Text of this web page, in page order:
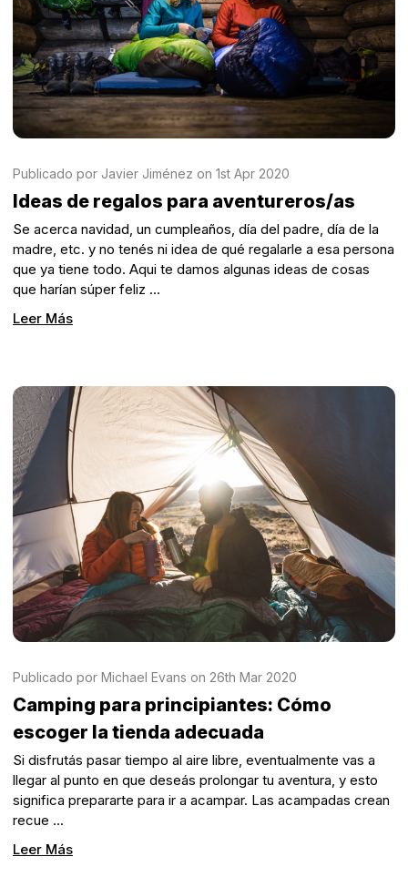
Publicado por Javier Jiménez on 1st Apr 2020
Ideas de regalos para aventureros/as
Se acerca navidad, un cumpleaños, día del padre, día de la
madre, etc. y no tenés ni idea de qué regalarle a esa persona
que ya tiene todo. Aqui te damos algunas ideas de cosas
que harían súper feliz …
Leer Más
Publicado por Michael Evans on 26th Mar 2020
Camping para principiantes: Cómo
escoger la tienda adecuada
Si disfrutás pasar tiempo al aire libre, eventualmente vas a
llegar al punto en que deseás prolongar tu aventura, y esto
significa prepararte para ir a acampar. Las acampadas crean
recue …
Leer Más